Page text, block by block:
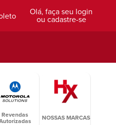
Olá, faça seu login
ou cadastre-se
Revendas
NOSSAS MARCAS